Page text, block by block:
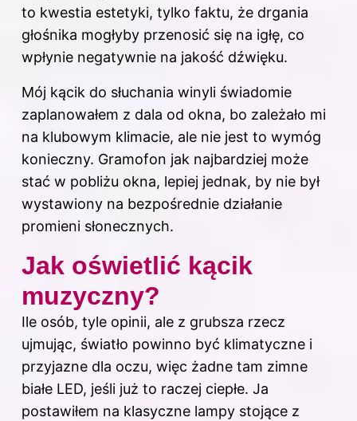
to kwestia estetyki, tylko faktu, że drgania
głośnika mogłyby przenosić się na igłę, co
wpłynie negatywnie na jakość dźwięku.
Mój kącik do słuchania winyli świadomie
zaplanowałem z dala od okna, bo zależało mi
na klubowym klimacie, ale nie jest to wymóg
konieczny. Gramofon jak najbardziej może
stać w pobliżu okna, lepiej jednak, by nie był
wystawiony na bezpośrednie działanie
promieni słonecznych.
Jak oświetlić kącik
muzyczny?
Ile osób, tyle opinii, ale z grubsza rzecz
ujmując, światło powinno być klimatyczne i
przyjazne dla oczu, więc żadne tam zimne
białe LED, jeśli już to raczej ciepłe. Ja
postawiłem na klasyczne lampy stojące z